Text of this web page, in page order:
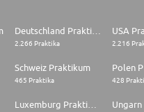
2.266 Praktika
USA
2.216
Schweiz Praktikum
465 Praktika
Polen
428